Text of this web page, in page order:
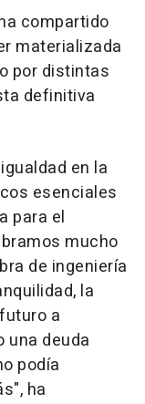
compartido
materializada
por distintas
definitiva
en la
esenciales
para el
mucho
de ingeniería
la
a
una deuda
podía
ha